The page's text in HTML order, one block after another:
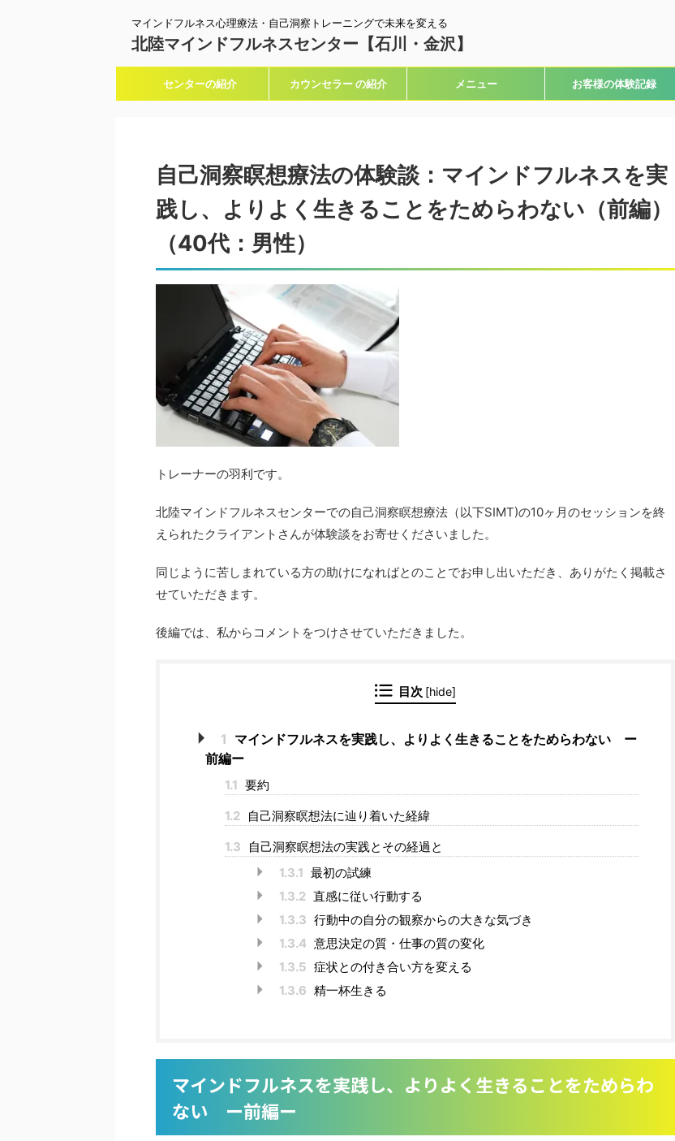
マインドフルネス心理療法・自己洞察トレーニングで未来を変える
北陸マインドフルネスセンター【石川・金沢】
センターの紹介 カウンセラー の紹介 メニュー お客様の体験記録
自己洞察瞑想療法の体験談：マインドフルネスを実
践し、よりよく生きることをためらわない（前編）
（40代：男性）
トレーナーの羽利です。
北陸マインドフルネスセンターでの自己洞察瞑想療法（以下SIMT)の10ヶ月のセッションを終
えられたクライアントさんが体験談をお寄せくださいました。
同じように苦しまれている方の助けになればとのことでお申し出いただき、ありがたく掲載さ
せていただきます。
後編では、私からコメントをつけさせていただきました。
目次 [hide]
1 マインドフルネスを実践し、よりよく生きることをためらわない ー
前編ー
1.1 要約
1.2 自己洞察瞑想法に辿り着いた経緯
1.3
自己洞察瞑想法の実践とその経過と
1.3.1 最初の試練
1.3.2 直感に従い行動する
1.3.3 行動中の自分の観察からの大きな気づき
1.3.4 意思決定の質・仕事の質の変化
1.3.5 症状との付き合い方を変える
1.3.6 精一杯生きる
マインドフルネスを実践し、よりよく生きることをためらわ
ない ー前編ー